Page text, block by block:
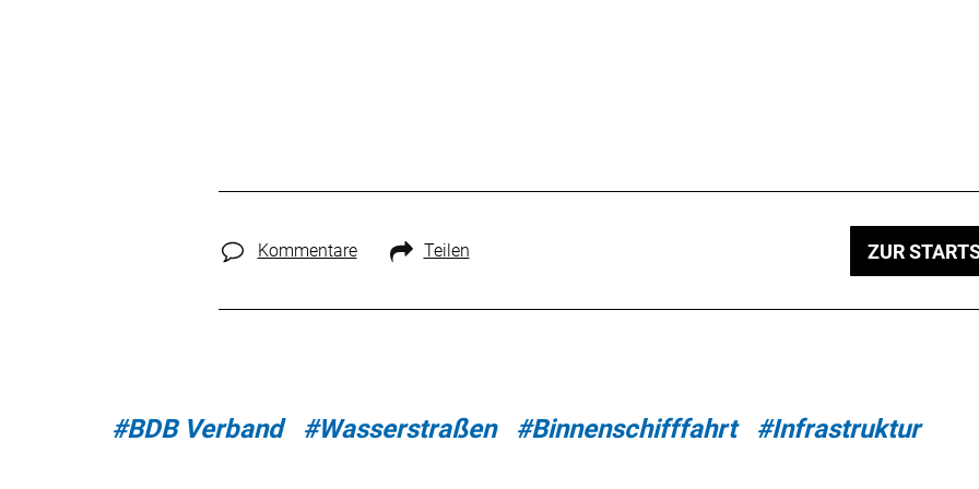
Kommentare Teilen ZUR
#BDB Verband #Wasserstraßen #Binnenschifffahrt #Infrastruktur